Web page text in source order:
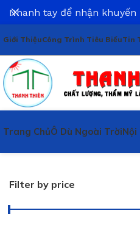
Giới ThiệuCông Trình Tiêu BiểuTin
Trang ChủÔ Dù Ngoài TrờiNội
Filter by price
Nhanh tay để nhận